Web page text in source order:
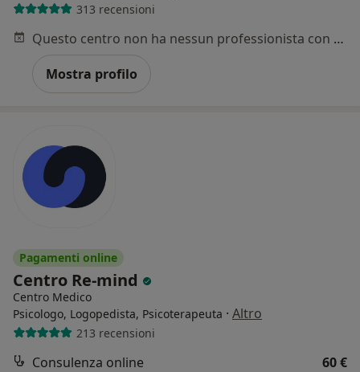
313 recensioni
Questo centro non ha nessun professionista con date disponibili
Mostra profilo
Pagamenti online
Centro Re-mind
Centro Medico
Psicologo, Logopedista, Psicoterapeuta · Altro
213 recensioni
Consulenza online 60 €